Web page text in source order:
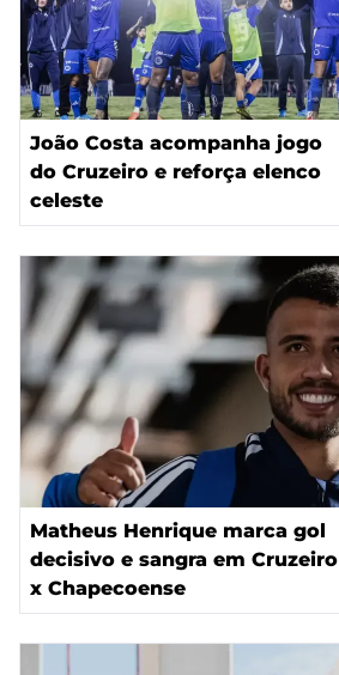
João Costa acompanha jogo
do Cruzeiro e reforça elenco
celeste
Matheus Henrique marca gol
decisivo e sangra em Cruzeiro
x Chapecoense